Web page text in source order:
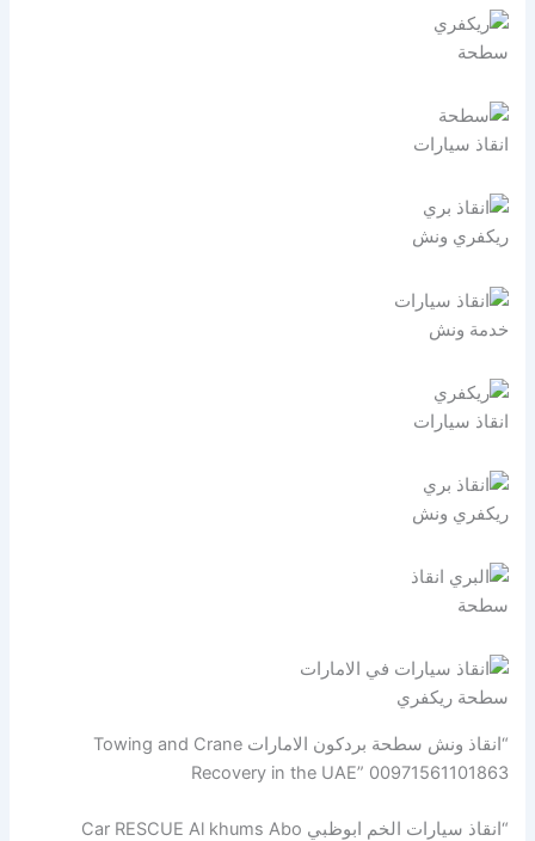
سطحة
انقاذ سيارات
ريكفري ونش
خدمة ونش
انقاذ سيارات
ريكفري ونش
سطحة
سطحة ريكفري
“انقاذ ونش سطحة بردكون الامارات Towing and Crane
Recovery in the UAE” 00971561101863
“انقاذ سيارات الخم ابوظبي Car RESCUE Al khums Abo